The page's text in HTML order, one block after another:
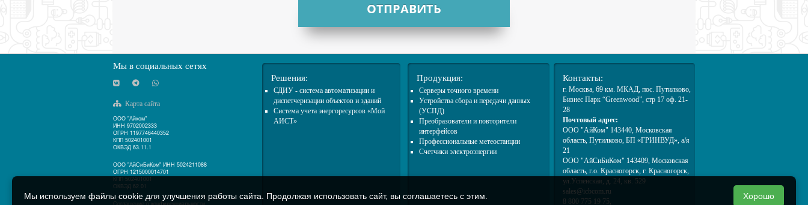
ОТПРАВИТЬ
Мы в социальных сетях
Карта сайта
ООО "Айком"
ИНН 9702002333
ОГРН 1197746440352
КПП 502401001
ОКВЭД 63.11.1
ООО "АйСиБиКом" ИНН 5024211088
ОГРН 1215000014701
КПП 502401001
ОКВЭД 62.01
Решения:
СДИУ - система автоматизации и
диспетчеризации объектов и зданий
Система учета энергоресурсов «Мой
АИСТ»
Продукция:
Cерверы точного времени
Устройства сбора и передачи данных
(УСПД)
Преобразователи и повторители
интерфейсов
Профессиональные метеостанции
Счетчики электроэнергии
Контакты:
г. Москва, 69 км. МКАД, пос. Путилково,
Бизнес Парк “Greenwood”, стр 17 оф. 21-
28
Почтовый адрес:
ООО "АйКом" 143440, Московская
область, Путилково, БП «ГРИНВУД», а/я
21
ООО "АйСиБиКом" 143409, Московская
область, г.о. Красногорск, г. Красногорск,
ул.Успенская, д. 24, кв. 529
sales@icbcom.ru
8 800 775 19 75,
Мы используем файлы cookie для улучшения работы сайта. Продолжая использовать сайт, вы соглашаетесь с этим. Хорошо